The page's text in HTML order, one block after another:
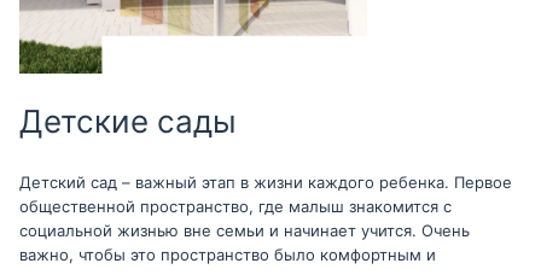
Детские сады
Детский сад – важный этап в жизни каждого ребенка. Первое
общественной пространство, где малыш знакомится с
социальной жизнью вне семьи и начинает учится. Очень
важно, чтобы это пространство было комфортным и